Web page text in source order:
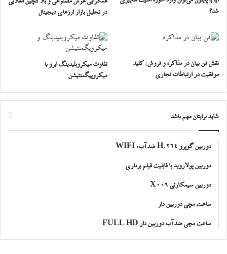
شد؟
در تحلیل بازار ارزهای دیجیتال
نقش فن بیان در مذاکره و فروش: کلید
موفقیت در ارتباطات تجاری
تفاوت میکروبلیدینگ ابرو با
میکروپیگمنتیشن
شاید برایتان مهم باشد
دوربین گوپرو H.264 ضد آب، WIFI
دوربین پولاروید با قابلیت فیلم برداری
دوربین سیمکارتی X009
ساعت مچی دوربین دار
ساعت مچی ضد آب دوربین دار FULL HD